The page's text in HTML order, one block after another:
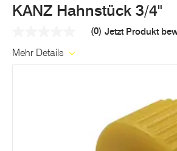
KANZ Hahnstück 3/4"
Link
(0) Jetzt Produkt
Mehr Details